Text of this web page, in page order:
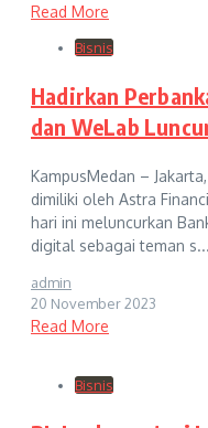
Read More
Bisnis
Hadirkan
dan WeLab
KampusMedan –
dimiliki oleh Astra
hari ini meluncurkan
digital sebagai teman s...
admin
20 November 2023
Read More
Bisnis